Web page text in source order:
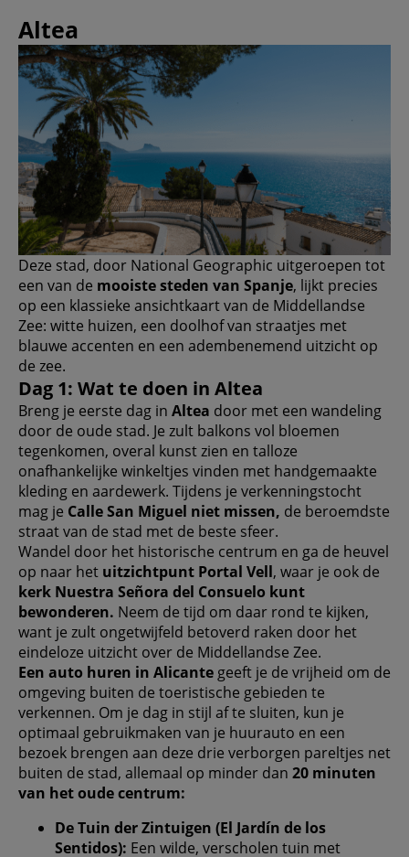
Altea
Deze stad, door National Geographic uitgeroepen tot
een van de mooiste steden van Spanje, lijkt precies
op een klassieke ansichtkaart van de Middellandse
Zee: witte huizen, een doolhof van straatjes met
blauwe accenten en een adembenemend uitzicht op
de zee.
Dag 1: Wat te doen in Altea
Breng je eerste dag in Altea door met een wandeling
door de oude stad. Je zult balkons vol bloemen
tegenkomen, overal kunst zien en talloze
onafhankelijke winkeltjes vinden met handgemaakte
kleding en aardewerk. Tijdens je verkenningstocht
mag je Calle San Miguel niet missen, de beroemdste
straat van de stad met de beste sfeer.
Wandel door het historische centrum en ga de heuvel
op naar het uitzichtpunt Portal Vell, waar je ook de
kerk Nuestra Señora del Consuelo kunt
bewonderen. Neem de tijd om daar rond te kijken,
want je zult ongetwijfeld betoverd raken door het
eindeloze uitzicht over de Middellandse Zee.
Een auto huren in Alicante geeft je de vrijheid om de
omgeving buiten de toeristische gebieden te
verkennen. Om je dag in stijl af te sluiten, kun je
optimaal gebruikmaken van je huurauto en een
bezoek brengen aan deze drie verborgen pareltjes net
buiten de stad, allemaal op minder dan 20 minuten
van het oude centrum:
De Tuin der Zintuigen (El Jardín de los
Sentidos): Een wilde, verscholen tuin met